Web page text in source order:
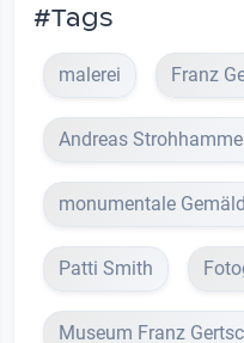
#Tags
malerei Franz
Andreas
monumentale
Patti Smith
Museum Franz